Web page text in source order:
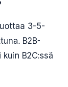
3-5-
B2B-
B2C:ssä